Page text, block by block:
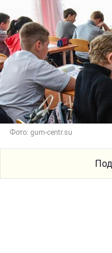
Фото: gum-centr.su